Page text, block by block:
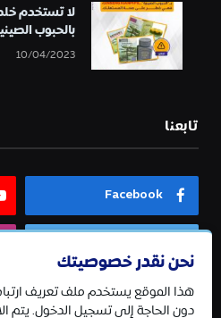
لا تستخدم
بالحبوب
10/04/2023
تابعنا
Facebook
Telegram
نحن نقدر خصوصيتك
هذا الموقع يستخدم ملف تعريف
دون الحاجة إلى تسجيل الدخول. يتم